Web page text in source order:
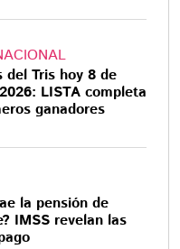
del Tris hoy 8 de
LISTA completa
ganadores
la pensión de
IMSS revelan las